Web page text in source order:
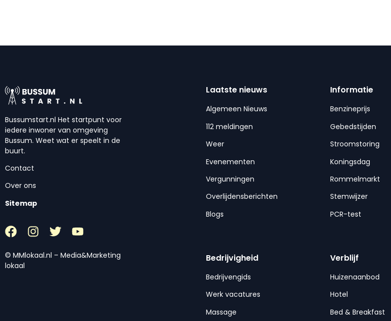
Bussumstart.nl Het startpunt voor
iedere inwoner van omgeving
Bussum. Weet wat er speelt in de
buurt.
Contact
Over ons
Sitemap
© MMlokaal.nl – Media&Marketing
lokaal
Laatste nieuws
Algemeen Nieuws
112 meldingen
Weer
Evenementen
Vergunningen
Overlijdensberichten
Blogs
Informatie
Benzineprijs
Gebedstijden
Stroomstoring
Koningsdag
Rommelmarkt
Stemwijzer
PCR-test
Bedrijvigheid
Bedrijvengids
Werk vacatures
Massage
Verblijf
Huizenaanbod
Hotel
Bed & Breakfast